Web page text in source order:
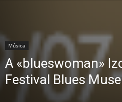
Música
A «blueswoman»
Festival Blues